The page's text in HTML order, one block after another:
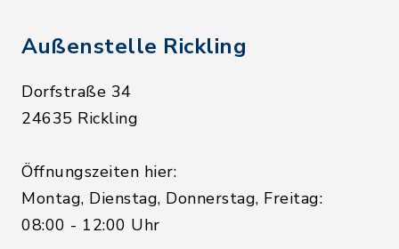
Außenstelle Rickling
Dorfstraße 34
24635 Rickling
Öffnungszeiten hier:
Montag, Dienstag, Donnerstag, Freitag:
08:00 - 12:00 Uhr